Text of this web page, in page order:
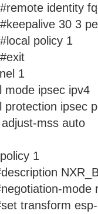
identity
30 3
policy 1
1
mode ipsec ipv4
protection ipsec
mss auto
1
mode
transform